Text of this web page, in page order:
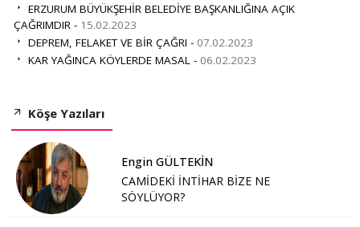
ERZURUM BÜYÜKŞEHİR BELEDİYE BAŞKANLIĞINA AÇIK
ÇAĞRIMDIR - 15.02.2023
DEPREM, FELAKET VE BİR ÇAĞRI - 07.02.2023
KAR YAĞINCA KÖYLERDE MASAL - 06.02.2023
Köşe Yazıları
Engin GÜLTEKİN
CAMİDEKİ İNTİHAR BİZE NE
SÖYLÜYOR?